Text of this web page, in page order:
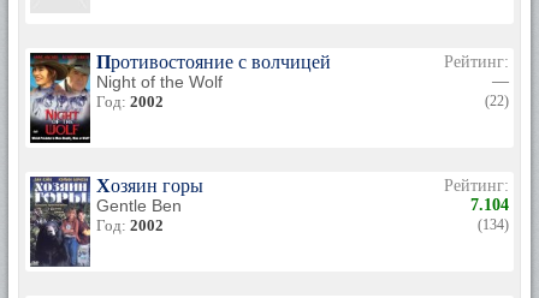
Противостояние с волчицей
Night of the Wolf
Год: 2002
Рейтинг:
—
(22)
Хозяин горы
Gentle Ben
Год: 2002
Рейтинг:
7.104
(134)